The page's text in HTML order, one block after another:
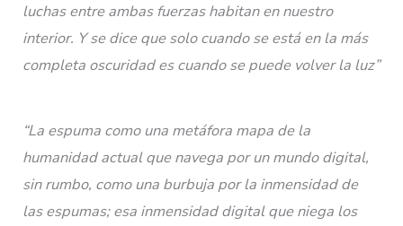
luchas entre ambas fuerzas habitan en nuestro
interior. Y se dice que solo cuando se está en la más
completa oscuridad es cuando se puede volver la luz”
“La espuma como una metáfora mapa de la
humanidad actual que navega por un mundo digital,
sin rumbo, como una burbuja por la inmensidad de
las espumas; esa inmensidad digital que niega los